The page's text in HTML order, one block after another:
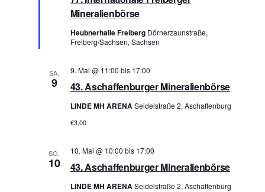
Mineralienbörse
Heubnerhalle Freiberg Dörnerzaunstraße,
Freiberg/Sachsen, Sachsen
SA.
9 43. Aschaffenburger Mineralienbörse
9. Mai @ 11:00 bis 17:00
LINDE MH ARENASeidelstraße 2, Aschaffenburg
€3,00
SO.
10 43. Aschaffenburger Mineralienbörse
10. Mai @ 10:00 bis 17:00
LINDE MH ARENASeidelstraße 2, Aschaffenburg